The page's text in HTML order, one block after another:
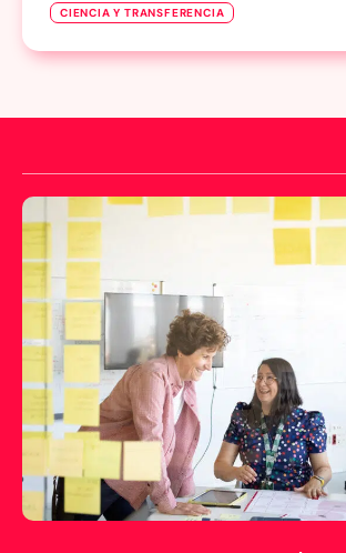
CIENCIA Y TRANSFERENCIA